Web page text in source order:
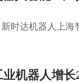
时达机器人上
业机器人增